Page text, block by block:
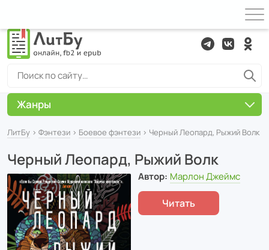
ЛитБу › Фэнтези › Боевое фэнтези › Черный Леопард, Рыжий Волк
Черный Леопард, Рыжий Волк
Автор: Марлон Джеймс
Читать
Жанры